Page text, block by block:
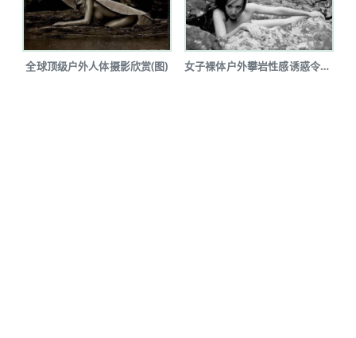
全球顶级户外人体摄影欣赏(图) 女子裸体户外攀岩性感诱惑令人瞠目(图...